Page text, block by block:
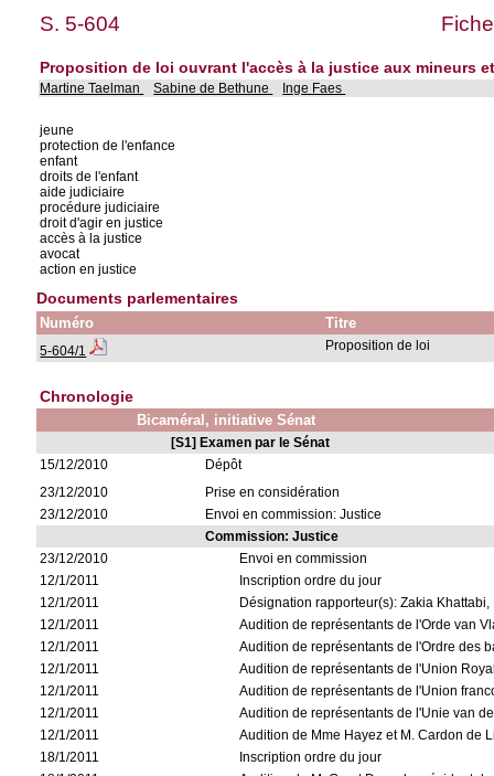
S. 5-604
Proposition de loi ouvrant l'accès à la justice aux mineurs
Martine Taelman Sabine de Bethune Inge Faes
jeune
protection de l'enfance
enfant
droits de l'enfant
aide judiciaire
procédure judiciaire
droit d'agir en justice
accès à la justice
avocat
action en justice
Documents parlementaires
Numéro Titre
5-604/1 Proposition de loi
Chronologie
Bicaméral, initiative Sénat
[S1] Examen par le Sénat
15/12/2010
Dépôt
23/12/2010
Prise en considération
23/12/2010
Envoi en commission: Justice
Commission: Justice
23/12/2010
Envoi en commission
12/1/2011
Inscription ordre du jour
12/1/2011
Désignation rapporteur(s): Zakia
12/1/2011
Audition de représentants de l'Orde van
12/1/2011
Audition de représentants de l'Ordre des
12/1/2011
Audition de représentants de l'Union
12/1/2011
Audition de représentants de l'Union
12/1/2011
Audition de représentants de l'Unie van
12/1/2011
Audition de Mme Hayez et M. Cardon de
18/1/2011
Inscription ordre du jour